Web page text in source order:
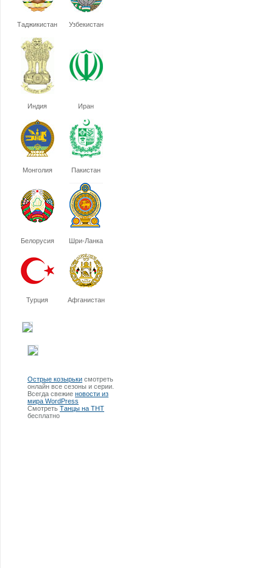
Таджикистан Узбекистан
Индия Иран
Монголия Пакистан
Белорусия Шри-Ланка
Турция Афганистан
Острые козырьки смотреть
онлайн все сезоны и серии.
Всегда свежие новости из
мира WordPress
Смотреть Танцы на ТНТ
бесплатно